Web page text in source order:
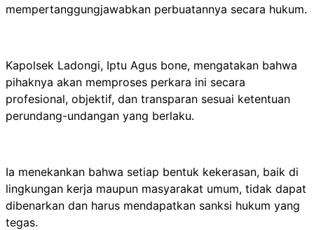
mempertanggungjawabkan perbuatannya secara hukum.
Kapolsek Ladongi, Iptu Agus bone, mengatakan bahwa
pihaknya akan memproses perkara ini secara
profesional, objektif, dan transparan sesuai ketentuan
perundang-undangan yang berlaku.
Ia menekankan bahwa setiap bentuk kekerasan, baik di
lingkungan kerja maupun masyarakat umum, tidak dapat
dibenarkan dan harus mendapatkan sanksi hukum yang
tegas.